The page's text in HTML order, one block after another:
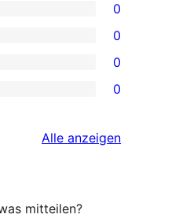
0
0
0
0
Alle Rezensionen
anzeigen
mitteilen?